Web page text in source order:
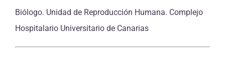
Biólogo. Unidad de Reproducción Humana. Complejo
Hospitalario Universitario de Canarias